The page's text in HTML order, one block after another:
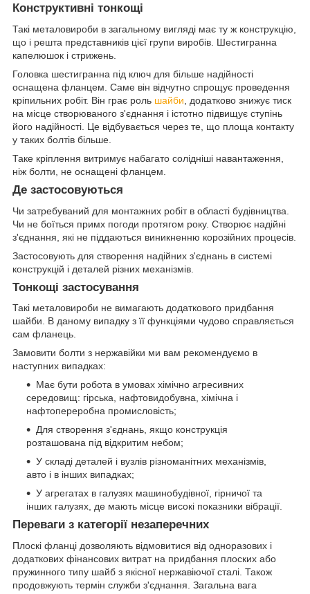
Конструктивні тонкощі
Такі металовироби в загальному вигляді має ту ж конструкцію,
що і решта представників цієї групи виробів. Шестигранна
капелюшок і стрижень.
Головка шестигранна під ключ для більше надійності
оснащена фланцем. Саме він відчутно спрощує проведення
кріпильних робіт. Він грає роль шайби , додатково знижує тиск
на місце створюваного з'єднання і істотно підвищує ступінь
його надійності. Це відбувається через те, що площа контакту
у таких болтів більше.
Таке кріплення витримує набагато солідніші навантаження,
ніж болти, не оснащені фланцем.
Де застосовуються
Чи затребуваний для монтажних робіт в області будівництва.
Чи не боїться примх погоди протягом року. Створює надійні
з'єднання, які не піддаються виникненню корозійних процесів.
Застосовують для створення надійних з'єднань в системі
конструкцій і деталей різних механізмів.
Тонкощі застосування
Такі металовироби не вимагають додаткового придбання
шайби. В даному випадку з її функціями чудово справляється
сам фланець.
Замовити болти з нержавійки ми вам рекомендуємо в
наступних випадках:
Має бути робота в умовах хімічно агресивних
середовищ: гірська, нафтовидобувна, хімічна і
нафтопереробна промисловість;
Для створення з'єднань, якщо конструкція
розташована під відкритим небом;
У складі деталей і вузлів різноманітних механізмів,
авто і в інших випадках;
У агрегатах в галузях машинобудівної, гірничої та
інших галузях, де мають місце високі показники вібрації.
Переваги з категорії незаперечних
Плоскі фланці дозволяють відмовитися від одноразових і
додаткових фінансових витрат на придбання плоских або
пружинного типу шайб з якісної нержавіючої сталі. Також
продовжують термін служби з'єднання. Загальна вага